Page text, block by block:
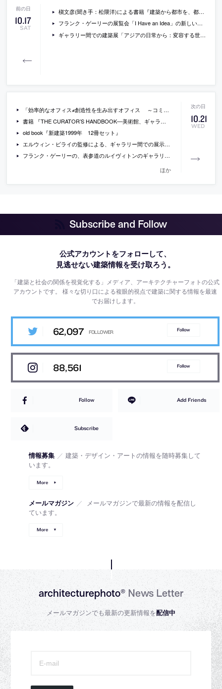
10.17
SAT
槇文彦(聞き手：松隈洋)による書籍『建築から都市を、都市から建築を考える』
フランク・ゲーリーの展覧会「I Have an Idea」の新しい写真(japan-architects.com)
ギャラリー間での建築展「アジアの日常から：変容する世界での可能性を求めて」のmosaki・田中元子によるレビュー
10.21
WED
「効率的なオフィス≠創造性を生み出すオフィス ～コミュニケーションスペースの先にあるもの～」（山下PMC）
書籍 『THE CURATOR’S HANDBOOK―美術館、ギャラリー、インディペンデント・スペースでの展覧会のつくり方』
old book『新建築1999年 12冊セット』
エルウィン・ビライの監修による、ギャラリー間での展示に合わせて出版された書籍『アジアの日常から』
フランク・ゲーリーの、表参道のルイヴィトンのギャラリーでの展覧会の会場写真など
ほか
Subscribe and Follow
公式アカウントをフォローして、
見逃せない建築情報を受け取ろう。
「建築と社会の関係を視覚化する」メディア、アーキテクチャーフォトの公式
アカウントです。様々な切り口による複眼的視点で建築に関する情報を最速
でお届けします。
62,097 Follow
88,561 Follow
Follow Add Friends
Subscribe
情報募集 ／ 建築・デザイン・アートの情報を随時募集して
います。
More
メールマガジン ／
メールマガジンで最新の情報を配信し
ています。
More
architecturephoto®News Letter
メールマガジンでも最新の更新情報を配信中